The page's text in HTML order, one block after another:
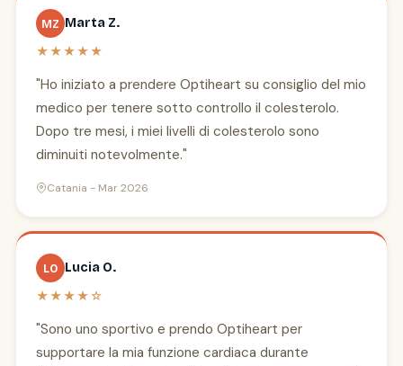
MZ Marta Z.
★★★★★
"Ho iniziato a prendere Optiheart su consiglio del mio
medico per tenere sotto controllo il colesterolo.
Dopo tre mesi, i miei livelli di colesterolo sono
diminuiti notevolmente."
Catania - Mar 2026
LO Lucia O.
★★★★☆
"Sono uno sportivo e prendo Optiheart per
supportare la mia funzione cardiaca durante